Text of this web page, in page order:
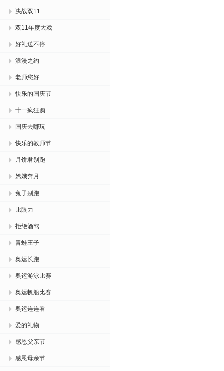
决战双11
双11年度大戏
好礼送不停
浪漫之约
老师您好
快乐的国庆节
十一疯狂购
国庆去哪玩
快乐的教师节
月饼君别跑
嫦娥奔月
兔子别跑
比眼力
拒绝酒驾
青蛙王子
奥运长跑
奥运游泳比赛
奥运帆船比赛
奥运连连看
爱的礼物
感恩父亲节
感恩母亲节